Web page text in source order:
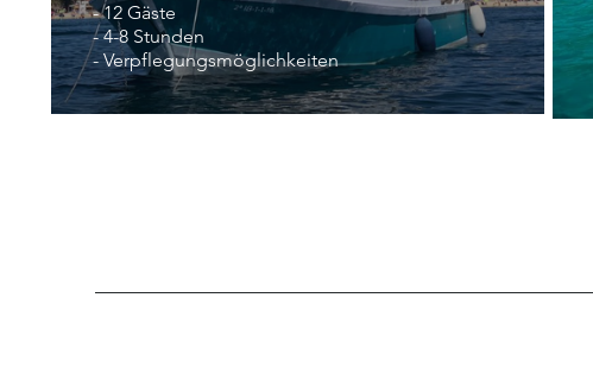
- 12 Gäste
- 4-8 Stunden
- Verpflegungsmöglichkeiten